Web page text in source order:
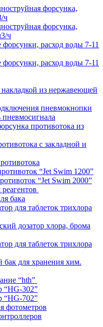
форсунка,
ч
форсунка,
ч
расход воды 7-11
расход воды 7-11
из нержавеющей
пневмокнопки
пневмосигнала
противотока из
с закладной и
“Jet Swim 1200”
“Jet Swim 2000”
бака
для таблеток трихлора
дозатор хлора, брома
для таблеток трихлора
для хранения хим.
“hth”
“HG-302”
“HG-702”
фотометров